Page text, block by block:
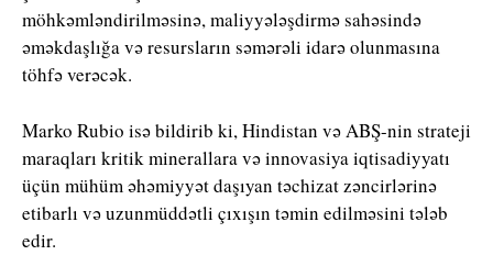
möhkəmləndirilməsinə, maliyyələşdirmə sahəsində
əməkdaşlığa və resursların səmərəli idarə olunmasına
töhfə verəcək.
Marko Rubio isə bildirib ki, Hindistan və ABŞ-nin strateji
maraqları kritik minerallara və innovasiya iqtisadiyyatı
üçün mühüm əhəmiyyət daşıyan təchizat zəncirlərinə
etibarlı və uzunmüddətli çıxışın təmin edilməsini tələb
edir.